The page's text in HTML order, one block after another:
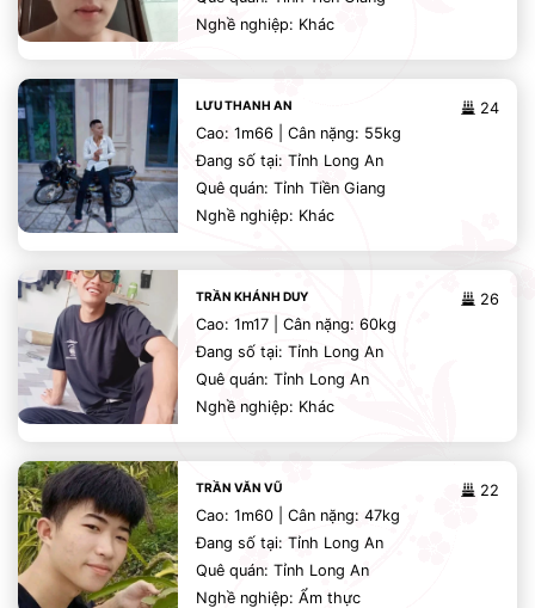
Nghề nghiệp: Khác
24
LƯU THANH AN
Cao: 1m66 | Cân nặng: 55kg
Đang số tại: Tỉnh Long An
Quê quán: Tỉnh Tiền Giang
Nghề nghiệp: Khác
26
TRẦN KHÁNH DUY
Cao: 1m17 | Cân nặng: 60kg
Đang số tại: Tỉnh Long An
Quê quán: Tỉnh Long An
Nghề nghiệp: Khác
22
TRẦN VĂN VŨ
Cao: 1m60 | Cân nặng: 47kg
Đang số tại: Tỉnh Long An
Quê quán: Tỉnh Long An
Nghề nghiệp: Ẩm thực